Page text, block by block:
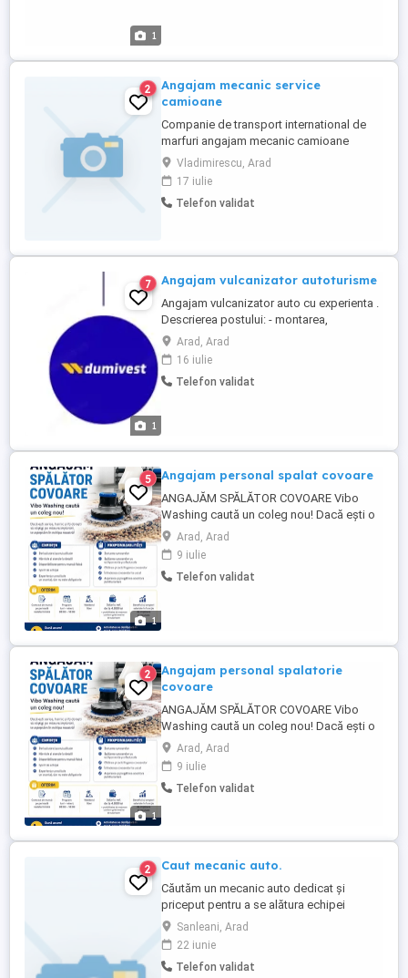
1
2
Angajam mecanic service
camioane
Companie de transport international de
marfuri angajam mecanic camioane
experienta minim 2 ani la garaj
Vladimirescu AR. Salar atractiv.
Vladimirescu, Arad
17 iulie
Telefon validat
1
7 Angajam vulcanizator autoturisme
Angajam vulcanizator auto cu experienta .
Descrierea postului: - montarea,
demontarea anvelopelor, vulcanizarea
anvelopelor la rece, efectuarea unor
activitati specifice cu demontarea
asamblarea rotilor si montarea rotii pe
Arad, Arad
16 iulie
Telefon validat
1
5 Angajam personal spalat covoare
ANGAJĂM SPĂLĂTOR COVOARE Vibo
Washing caută un coleg nou! Dacă ești o
persoană harnică, serioasă și îți dorești un
loc de muncă unde implicarea este
răsplătită, te invităm să faci parte din
echipa noastră. Cerințe: Seriozitate și
Arad, Arad
9 iulie
Telefon validat
1
2
Angajam personal spalatorie
covoare
ANGAJĂM SPĂLĂTOR COVOARE Vibo
Washing caută un coleg nou! Dacă ești o
persoană harnică, serioasă și îți dorești un
loc de muncă unde implicarea este
răsplătită, te invităm să faci parte din
echipa noastră. Cerințe: Seriozitate și
Arad, Arad
9 iulie
Telefon validat
2 Caut mecanic auto.
Căutăm un mecanic auto dedicat și
priceput pentru a se alătura echipei
noastre. Candidatul ideal va fi responsabil
de diagnosticarea, repararea și
întreținerea autovehiculelor, asigurând
funcționarea optimă și siguranța acestora.
Sanleani, Arad
22 iunie
Telefon validat